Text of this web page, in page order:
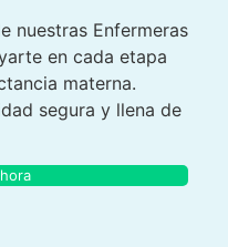
nuestras Enfermeras
en cada etapa
materna.
segura y llena de